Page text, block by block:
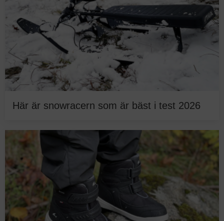
Här är snowracern som är bäst i test 2026